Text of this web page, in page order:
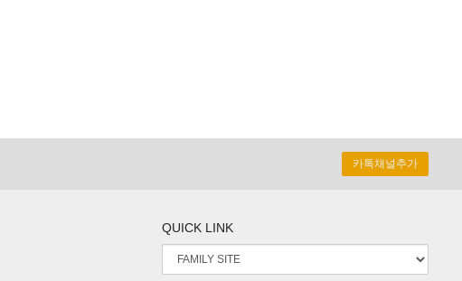
카톡채널추가
QUICK LINK